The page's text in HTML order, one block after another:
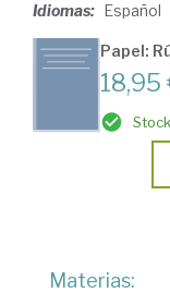
Idiomas: Español
Papel:
18,95
Materias: